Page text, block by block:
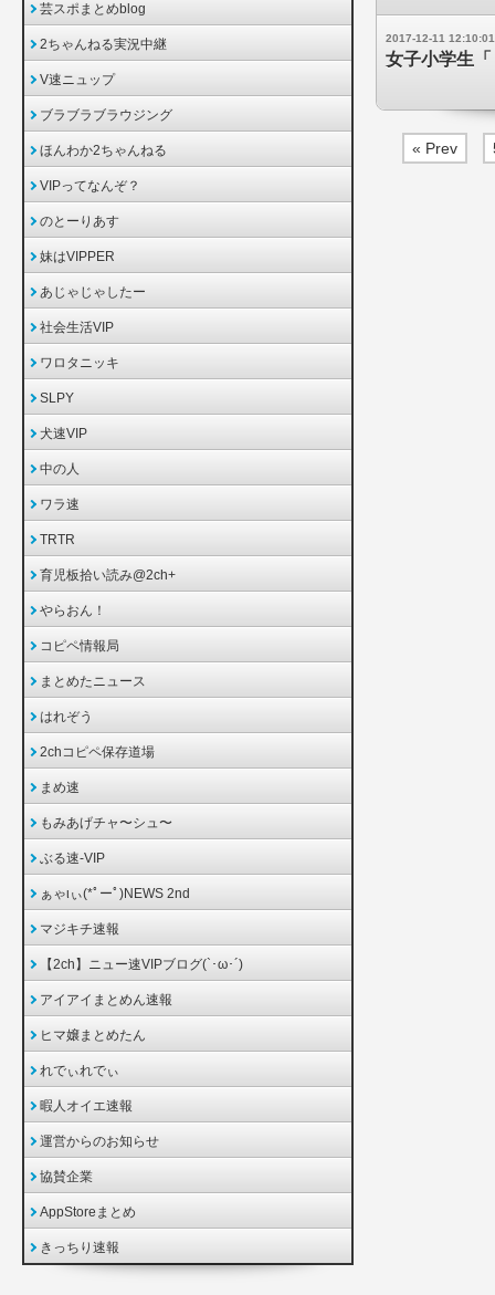
2017-12-11 12:10:01
女子小学生
« Prev
芸スポまとめblog
2ちゃんねる実況中継
V速ニュップ
ブラブラブラウジング
ほんわか2ちゃんねる
VIPってなんぞ？
のとーりあす
妹はVIPPER
あじゃじゃしたー
社会生活VIP
ワロタニッキ
SLPY
犬速VIP
中の人
ワラ速
TRTR
育児板拾い読み@2ch+
やらおん！
コピペ情報局
まとめたニュース
はれぞう
2chコピペ保存道場
まめ速
もみあげチャ〜シュ〜
ぶる速-VIP
ぁゃιぃ(*ﾟーﾟ)NEWS 2nd
マジキチ速報
【2ch】ニュー速VIPブログ(`･ω･´)
アイアイまとめん速報
ヒマ嬢まとめたん
れでぃれでぃ
暇人オイエ速報
運営からのお知らせ
協賛企業
AppStoreまとめ
きっちり速報